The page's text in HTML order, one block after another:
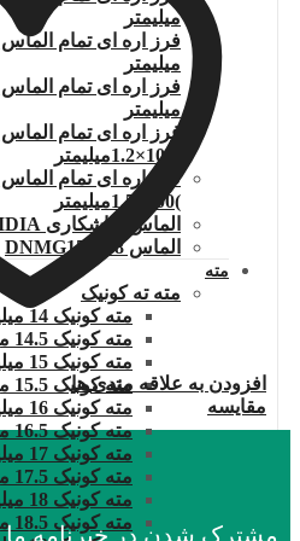
میلیمتر
میلیمتر
میلیمتر
فرز اره ای تمام الماس
فرز اره ای تمام الماس
)100×1.5میلیمتر
الماس تراشکاری TCMT110204.WIDIA
الماس DNMG150608
مته
مته ته کونیک
مته کونیک 14 میلیمتر
مته کونیک 14.5 میلیمتر
مته کونیک 15 میلیمتر
مته کونیک 15.5 میلیمتر
مته کونیک 16 میلیمتر
مته کونیک 16.5 میلیمتر
مته کونیک 17 میلیمتر
مته کونیک 17.5 میلیمتر
مته کونیک 18 میلیمتر
مته کونیک 18.5 میلیمتر
افزودن به علاقه مندی ها
مقایسه
مشترک شدن در خبرنامه ما